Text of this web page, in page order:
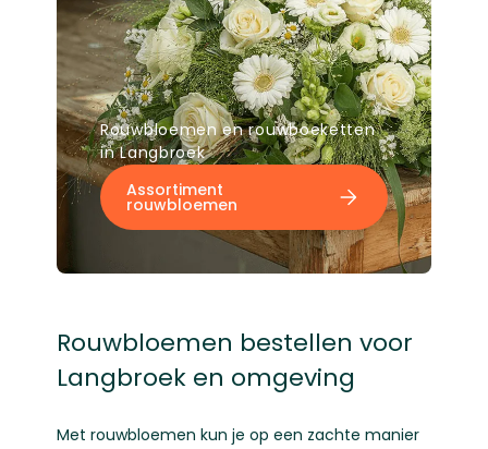
Rouwbloemen en rouwboeketten
in Langbroek
Assortiment
rouwbloemen
Rouwbloemen bestellen voor
Langbroek en omgeving
Met rouwbloemen kun je op een zachte manier